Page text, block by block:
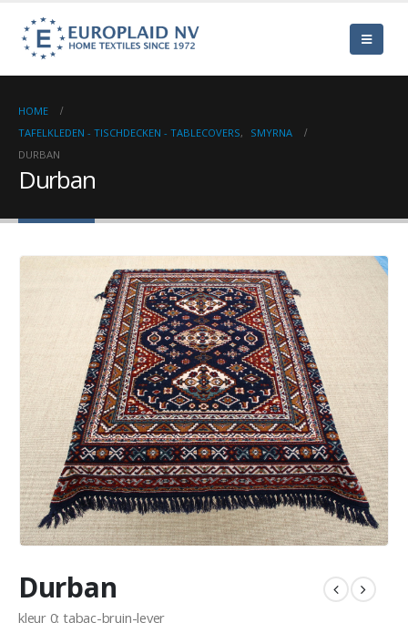
HOME
TAFELKLEDEN - TISCHDECKEN - TABLECOVERS,
SMYRNA
DURBAN
Durban
Durban
kleur 0: tabac-bruin-lever